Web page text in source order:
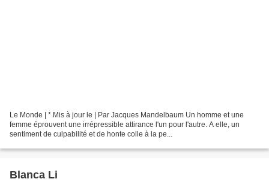
Le Monde | * Mis à jour le | Par Jacques Mandelbaum Un homme et une
femme éprouvent une irrépressible attirance l'un pour l'autre. A elle, un
sentiment de culpabilité et de honte colle à la pe...
Blanca Li